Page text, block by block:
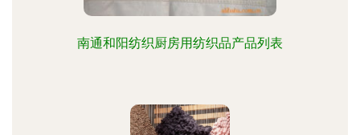
南通和阳纺织厨房用纺织品产品列表